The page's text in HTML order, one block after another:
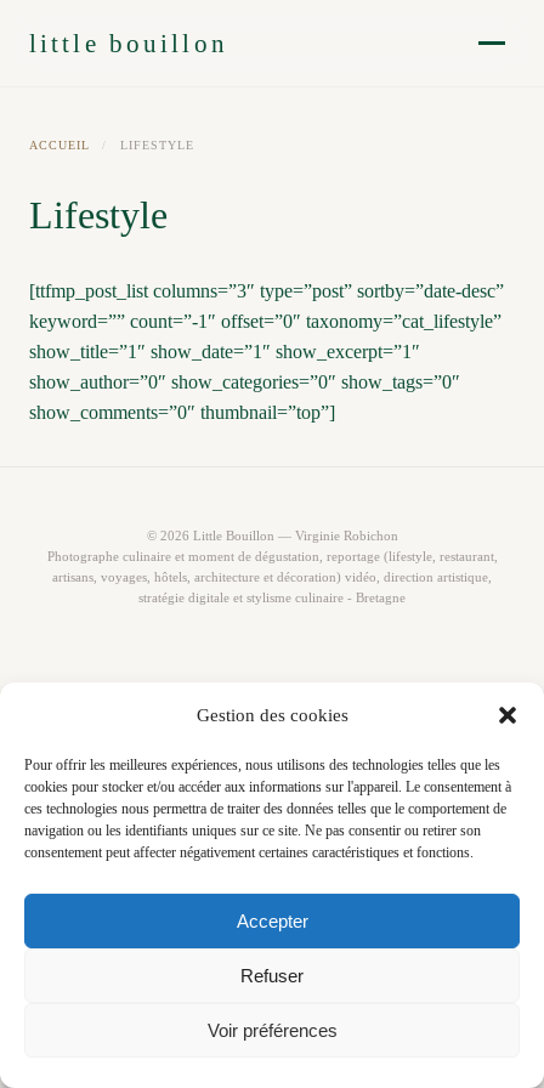
Gestion des cookies
Pour offrir les meilleures expériences, nous utilisons des technologies telles que les
cookies pour stocker et/ou accéder aux informations sur l'appareil. Le consentement à
ces technologies nous permettra de traiter des données telles que le comportement de
navigation ou les identifiants uniques sur ce site. Ne pas consentir ou retirer son
consentement peut affecter négativement certaines caractéristiques et fonctions.
Accepter
Refuser
Voir préférences
little bouillon
ACCUEIL / LIFESTYLE
Lifestyle
[ttfmp_post_list columns=”3″ type=”post” sortby=”date-desc”
keyword=”” count=”-1″ offset=”0″ taxonomy=”cat_lifestyle”
show_title=”1″ show_date=”1″ show_excerpt=”1″
show_author=”0″ show_categories=”0″ show_tags=”0″
show_comments=”0″ thumbnail=”top”]
© 2026 Little Bouillon — Virginie Robichon
Photographe culinaire et moment de dégustation, reportage (lifestyle, restaurant,
artisans, voyages, hôtels, architecture et décoration) vidéo, direction artistique,
stratégie digitale et stylisme culinaire - Bretagne